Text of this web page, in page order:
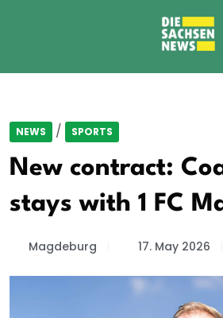
NEWS / SPORTS
New contract:
stays with 1 FC
Magdeburg 17. May 2026